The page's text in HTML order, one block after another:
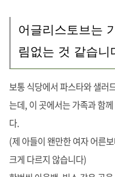
어글리스토브는
림없는 것 같습니
보통 식당에서 파스타와 샐러
는데, 이 곳에서는 가족과 함
다.
(제 아들이 왠만한 여자 어른
크게 다르지 않습니다)